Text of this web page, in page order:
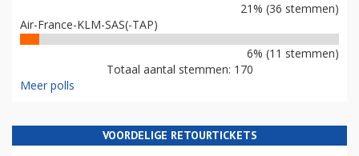
21% (36 stemmen)
Air-France-KLM-SAS(-TAP)
6% (11 stemmen)
Totaal aantal stemmen: 170
Meer polls
VOORDELIGE RETOURTICKETS